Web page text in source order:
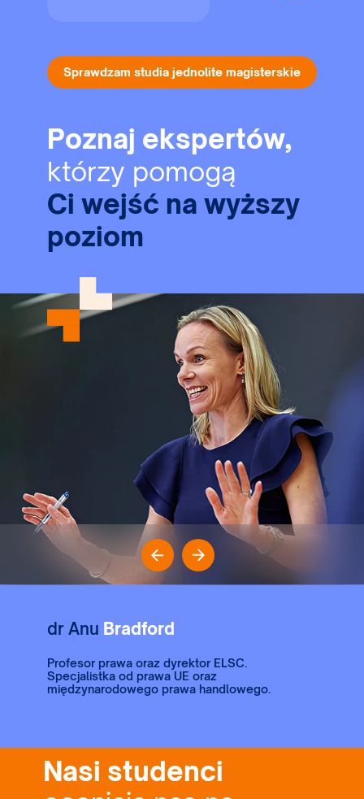
Sprawdzam studia jednolite magisterskie
Poznaj ekspertów,
którzy pomogą
Ci wejść na wyższy
poziom
dr Anu Bradford
Profesor prawa oraz dyrektor ELSC.
Specjalistka od prawa UE oraz
międzynarodowego prawa handlowego.
Nasi studenci